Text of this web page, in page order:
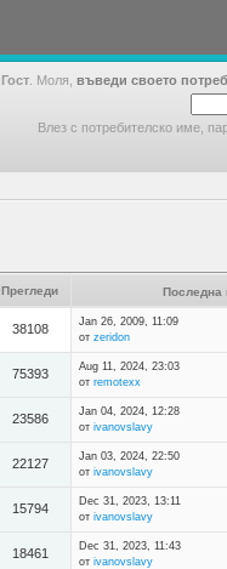
Гост . Моля, въведи своето
Влез с потребителско име,
Прегледи Последна
38108
Jan 26, 2009, 11:09
от zeridon
75393
Aug 11, 2024, 23:03
от remotexx
23586
Jan 04, 2024, 12:28
от ivanovslavy
22127
Jan 03, 2024, 22:50
от ivanovslavy
15794
Dec 31, 2023, 13:11
от ivanovslavy
18461
Dec 31, 2023, 11:43
от ivanovslavy